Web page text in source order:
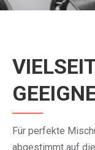
Für perfekte
abgestimmt auf